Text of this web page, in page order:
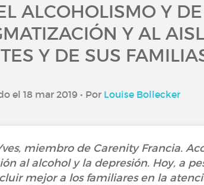
ALCOHOLISMO Y
Y AL
Y DE SUS
el 18 mar 2019 • Por Louise Bollecker
miembro de Carenity Francia.
al alcohol y la depresión. Hoy, a
mejor a los familiares en la